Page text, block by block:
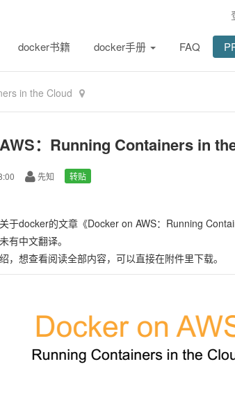
docker书籍 docker手册 FAQ
in the Cloud
：Running Containers in
先知 转贴
于docker的文章《Docker on AWS：Running
有中文翻译。
，想查看阅读全部内容，可以直接在附件里下载。